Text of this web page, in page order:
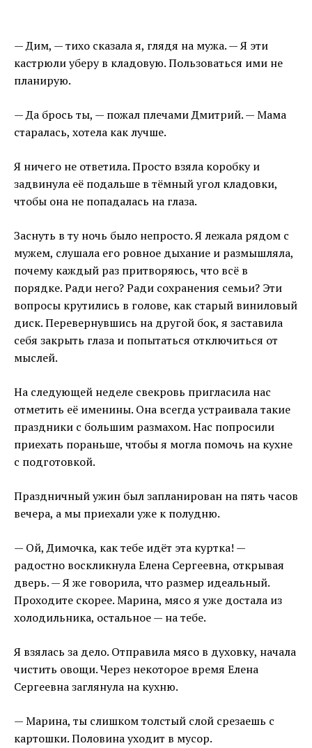
— Дим, — тихо сказала я, глядя на мужа. — Я эти
кастрюли уберу в кладовую. Пользоваться ими не
планирую.
— Да брось ты, — пожал плечами Дмитрий. — Мама
старалась, хотела как лучше.
Я ничего не ответила. Просто взяла коробку и
задвинула её подальше в тёмный угол кладовки,
чтобы она не попадалась на глаза.
Заснуть в ту ночь было непросто. Я лежала рядом с
мужем, слушала его ровное дыхание и размышляла,
почему каждый раз притворяюсь, что всё в
порядке. Ради него? Ради сохранения семьи? Эти
вопросы крутились в голове, как старый виниловый
диск. Перевернувшись на другой бок, я заставила
себя закрыть глаза и попытаться отключиться от
мыслей.
На следующей неделе свекровь пригласила нас
отметить её именины. Она всегда устраивала такие
праздники с большим размахом. Нас попросили
приехать пораньше, чтобы я могла помочь на кухне
с подготовкой.
Праздничный ужин был запланирован на пять часов
вечера, а мы приехали уже к полудню.
— Ой, Димочка, как тебе идёт эта куртка! —
радостно воскликнула Елена Сергеевна, открывая
дверь. — Я же говорила, что размер идеальный.
Проходите скорее. Марина, мясо я уже достала из
холодильника, остальное — на тебе.
Я взялась за дело. Отправила мясо в духовку, начала
чистить овощи. Через некоторое время Елена
Сергеевна заглянула на кухню.
— Марина, ты слишком толстый слой срезаешь с
картошки. Половина уходит в мусор.